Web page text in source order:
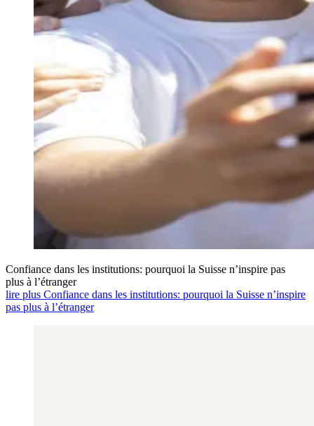
Confiance dans les institutions: pourquoi la Suisse n’inspire pas
plus à l’étranger
lire plus Confiance dans les institutions: pourquoi la Suisse n’inspire
pas plus à l’étranger